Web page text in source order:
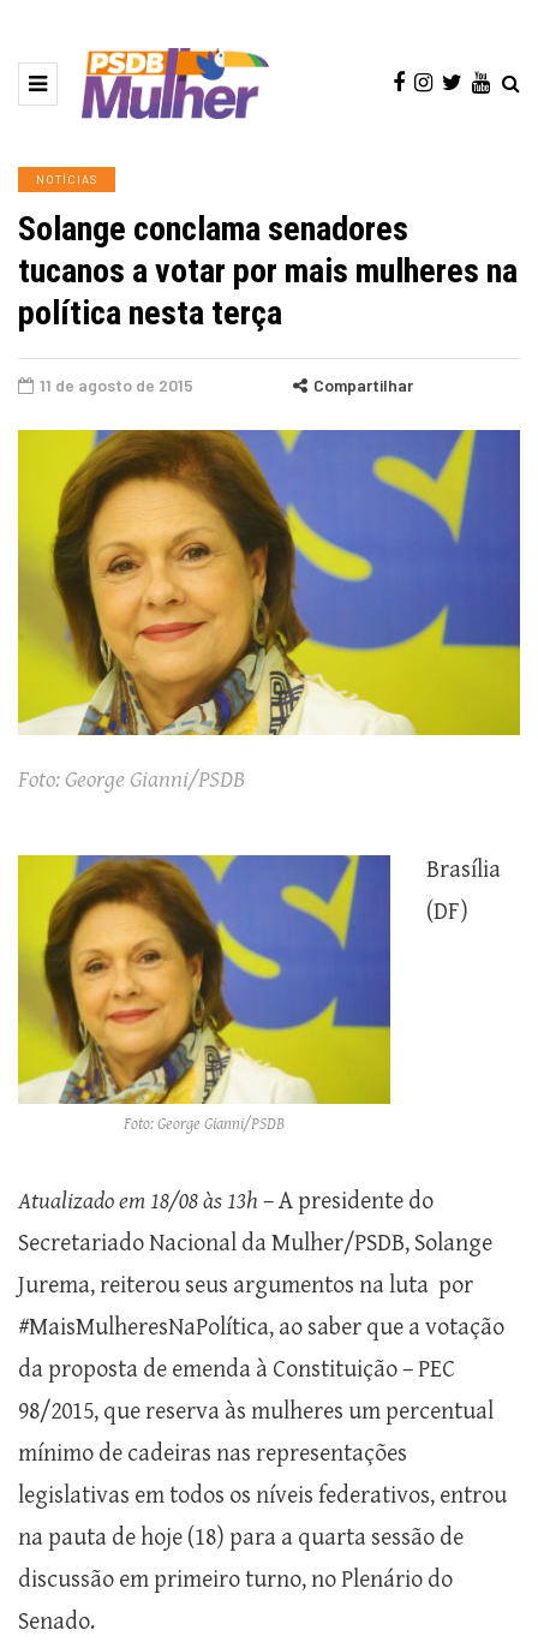
NOTÍCIAS
Solange conclama senadores
tucanos a votar por mais mulheres na
política nesta terça
11 de agosto de 2015 Compartilhar
Foto: George Gianni/PSDB
Foto: George Gianni/PSDB
Brasília
(DF)
Atualizado em 18/08 às 13h– A presidente do
Secretariado Nacional da Mulher/PSDB, Solange
Jurema, reiterou seus argumentos na luta por
#MaisMulheresNaPolítica, ao saber que a votação
da proposta de emenda à Constituição – PEC
98/2015, que reserva às mulheres um percentual
mínimo de cadeiras nas representações
legislativas em todos os níveis federativos, entrou
na pauta de hoje (18) para a quarta sessão de
discussão em primeiro turno, no Plenário do
Senado.